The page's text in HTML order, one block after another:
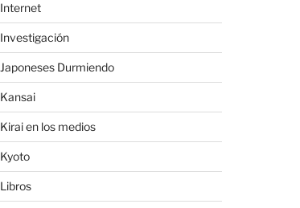
Internet
Investigación
Japoneses Durmiendo
Kansai
Kirai en los medios
Kyoto
Libros